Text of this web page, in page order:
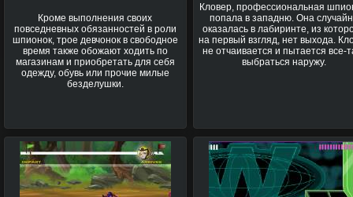
Кроме выполнения своих
повседневных обязанностей в роли
шпионок, трое девчонок в свободное
время также обожают ходить по
магазинам и приобретать для себя
одежду, обувь или прочие милые
безделушки.
Кловер, профессиональная
попала в западню. Она
оказалась в лабиринте, из
на первый взгляд, нет выхода.
не отчаивается и пытается все-
выбраться наружу.